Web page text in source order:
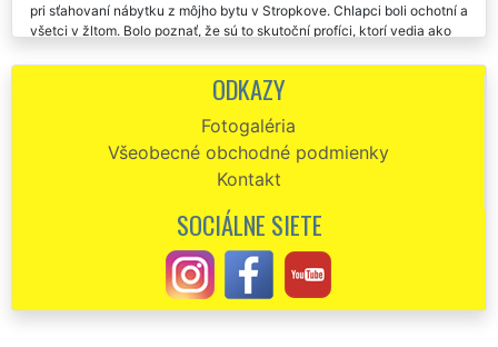
pri sťahovaní nábytku z môjho bytu v Stropkove. Chlapci boli ochotní a
všetci v žltom. Bolo poznať, že sú to skutoční profíci, ktorí vedia ako
Chcela by som Vám poďakovať za skvele odvedenú prácu pri
Nábytok nám nielen vynosili, ale aj zostavili. Skvelý sťahovací servis.
ODKAZY
Fotogaléria
Všeobecné obchodné podmienky
Kontakt
SOCIÁLNE SIETE